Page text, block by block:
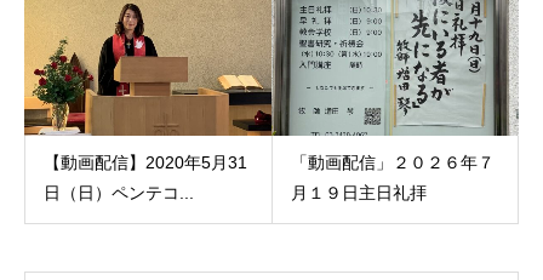
【動画配信】2020年5月31
日（日）ペンテコ...
「動画配信」２０２６年７
月１９日主日礼拝